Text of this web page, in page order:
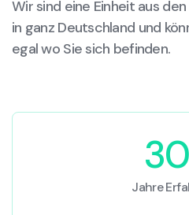
Wir sind eine Einheit aus
in ganz Deutschland und
egal wo Sie sich befinden.
Jahre